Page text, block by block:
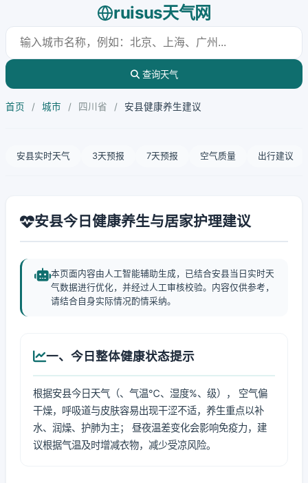
ruisus天气网
查询天气
首页 / 城市 / 四川省 / 安县健康养生建议
安县实时天气 3天预报 7天预报 空气质量 出行建议
安县今日健康养生与居家护理建议
本页面内容由人工智能辅助生成，已结合安县当日实时天
气数据进行优化，并经过人工审核校验。内容仅供参考，
请结合自身实际情况酌情采纳。
一、今日整体健康状态提示
根据安县今日天气（、气温℃、湿度%、级）， 空气偏
干燥，呼吸道与皮肤容易出现干涩不适，养生重点以补
水、润燥、护肺为主； 昼夜温差变化会影响免疫力，建
议根据气温及时增减衣物，减少受凉风险。